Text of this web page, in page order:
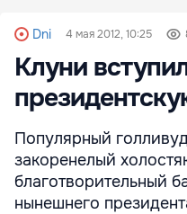
Dni 4 мая 2012, 10:25
Клуни
Популярный
закоренелый
благотворительный
нынешнего